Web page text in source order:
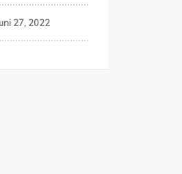
27, 2022